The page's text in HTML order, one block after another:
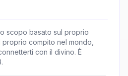
scopo basato sul proprio
compito nel mondo,
con il divino. È